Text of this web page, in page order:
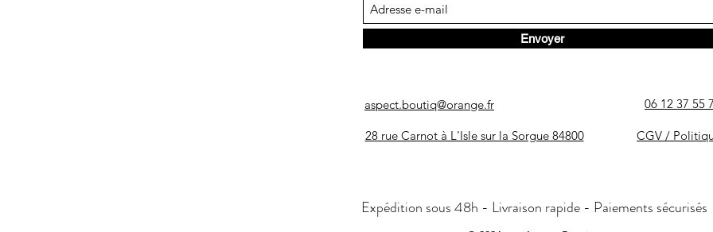
Envoyer
aspect.boutiq@orange.fr 06 12 37 55
28 rue Carnot à L'Isle sur la Sorgue 84800 CGV /
Expédition sous 48h - Livraison rapide - Paiements sécurisés